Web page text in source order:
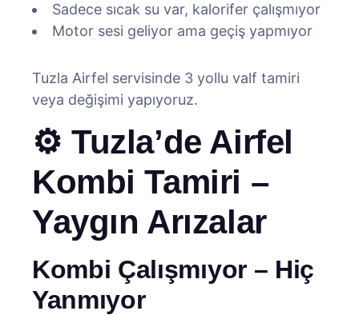
Sadece sıcak su var, kalorifer çalışmıyor
Motor sesi geliyor ama geçiş yapmıyor
Tuzla Airfel servisinde 3 yollu valf tamiri
veya değişimi yapıyoruz.
⚙️ Tuzla’de Airfel
Kombi Tamiri –
Yaygın Arızalar
Kombi Çalışmıyor – Hiç
Yanmıyor